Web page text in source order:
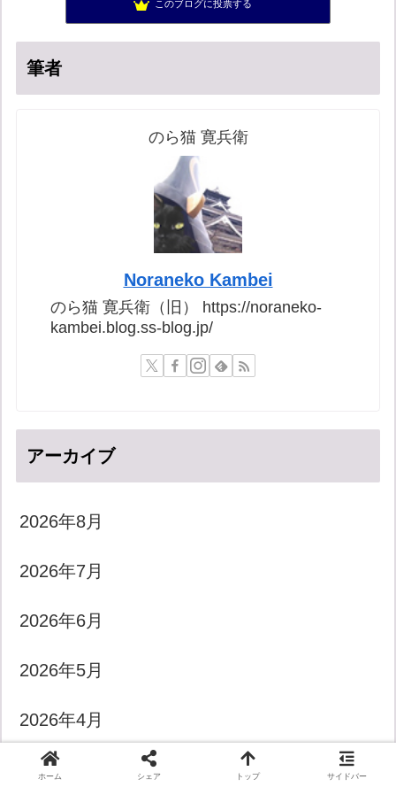
バックストリートを歩く影の独り言
このブログに投票する
筆者
のら猫 寛兵衛
Noraneko Kambei
のら猫 寛兵衛（旧） https://noraneko-
kambei.blog.ss-blog.jp/
アーカイブ
2026年8月
2026年7月
2026年6月
2026年5月
2026年4月
2026年3月
ホーム シェア トップ サイドバー